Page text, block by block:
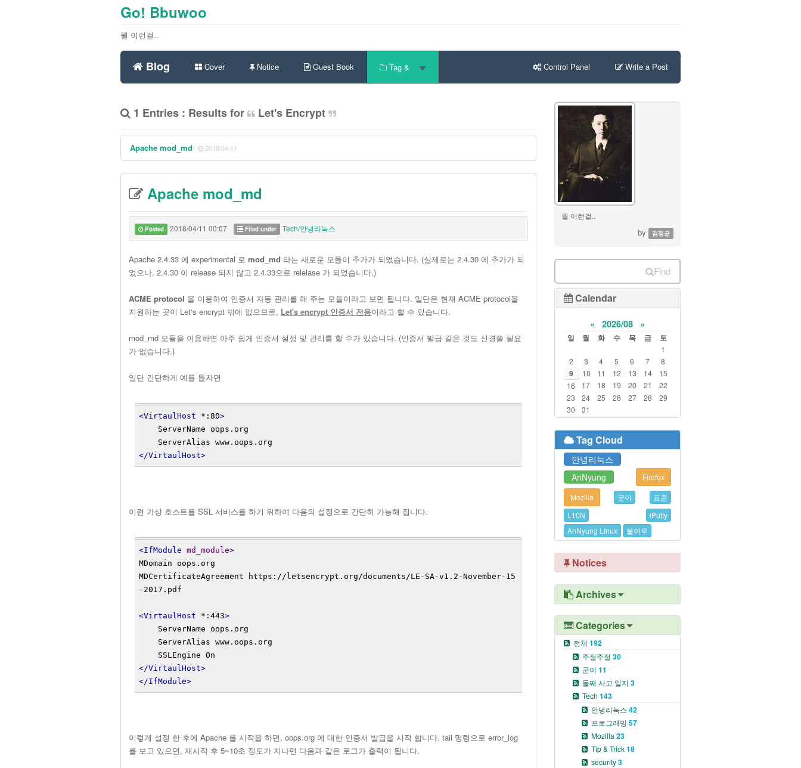
Go! Bbuwoo
뭘 이런걸..
Blog Cover Notice Guest Book Tag & Control Panel Write a Post
1 Entries : Results for Let's Encrypt
Apache mod_md 2018/04/11
Apache mod_md
Posted 2018/04/11 00:07 Filed under Tech/안녕리눅스
Apache 2.4.33 에 experimental 로 mod_md 라는 새로운 모듈이 추가가 되었습니다. (실제로는 2.4.30 에 추가가 되
었으나, 2.4.30 이 release 되지 않고 2.4.33으로 relelase 가 되었습니다.)
ACME protocol 을 이용하여 인증서 자동 관리를 해 주는 모듈이라고 보면 됩니다. 일단은 현재 ACME protocol을
지원하는 곳이 Let's encrypt 밖에 없으므로, Let's encrypt 인증서 전용이라고 할 수 있습니다.
mod_md 모듈을 이용하면 아주 쉽게 인증서 설정 및 관리를 할 수가 있습니다. (인증서 발급 같은 것도 신경쓸 필요
가 없습니다.)
일단 간단하게 예를 들자면
<VirtaulHost *:80>
ServerName oops.org
ServerAlias www.oops.org
</VirtaulHost>
이런 가상 호스트를 SSL 서비스를 하기 위하여 다음의 설정으로 간단히 가능해 집니다.
<IfModule md_module>
MDomain oops.org
MDCertificateAgreement https://letsencrypt.org/documents/LE-SA-v1.2-November-15
-2017.pdf
<VirtaulHost *:443>
ServerName oops.org
ServerAlias www.oops.org
SSLEngine On
</VirtaulHost>
</IfModule>
이렇게 설정 한 후에 Apache 를 시작을 하면, oops.org 에 대한 인증서 발급을 시작 합니다. tail 명령으로 error_log
를 보고 있으면, 재시작 후 5~10초 정도가 지나면 다음과 같은 로그가 출력이 됩니다.
뭘 이런걸..
by 김정균
Find
Calendar
« 2026/08 »
일 월 화 수 목 금 토
1
2
3 4 5 6 7 8
9 10 11 12 13 14
15
16
17 18 19 20 21
22
23
24 25 26 27 28
29
30
31
Tag Cloud
안녕리눅스
AnNyung
Firefox
Mozilla
군이
표준
L10N
iPutty
AnNyung LInux
불여우
Notices
Archives
Categories
전체 192
주절주절 30
군이 11
둘째 사고 일지 3
Tech 143
안녕리눅스 42
프로그래밍 57
Mozilla 23
Tip & Trick18
security3